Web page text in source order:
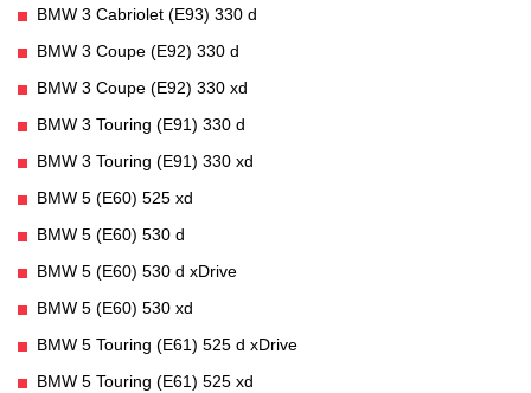
BMW 3 Cabriolet (E93) 330 d
BMW 3 Coupe (E92) 330 d
BMW 3 Coupe (E92) 330 xd
BMW 3 Touring (E91) 330 d
BMW 3 Touring (E91) 330 xd
BMW 5 (E60) 525 xd
BMW 5 (E60) 530 d
BMW 5 (E60) 530 d xDrive
BMW 5 (E60) 530 xd
BMW 5 Touring (E61) 525 d xDrive
BMW 5 Touring (E61) 525 xd